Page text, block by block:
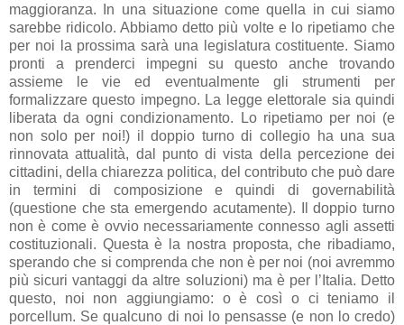
maggioranza. In una situazione come quella in cui siamo
sarebbe ridicolo. Abbiamo detto più volte e lo ripetiamo che
per noi la prossima sarà una legislatura costituente. Siamo
pronti a prenderci impegni su questo anche trovando
assieme le vie ed eventualmente gli strumenti per
formalizzare questo impegno. La legge elettorale sia quindi
liberata da ogni condizionamento. Lo ripetiamo per noi (e
non solo per noi!) il doppio turno di collegio ha una sua
rinnovata attualità, dal punto di vista della percezione dei
cittadini, della chiarezza politica, del contributo che può dare
in termini di composizione e quindi di governabilità
(questione che sta emergendo acutamente). Il doppio turno
non è come è ovvio necessariamente connesso agli assetti
costituzionali. Questa è la nostra proposta, che ribadiamo,
sperando che si comprenda che non è per noi (noi avremmo
più sicuri vantaggi da altre soluzioni) ma è per l’Italia. Detto
questo, noi non aggiungiamo: o è così o ci teniamo il
porcellum. Se qualcuno di noi lo pensasse (e non lo credo)